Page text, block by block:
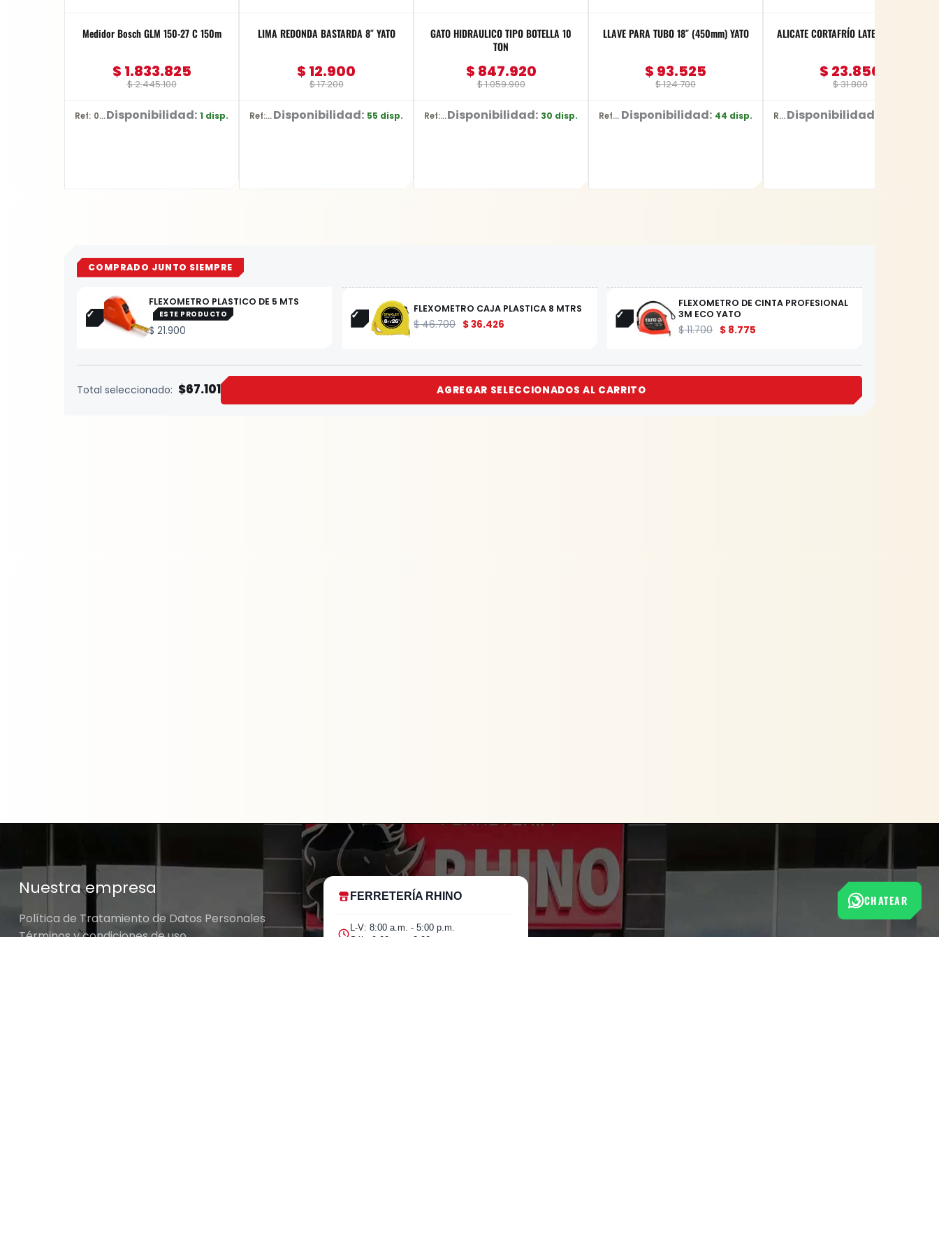
Medidor Bosch GLM 150-27 C 150m
$2.445.100
$ 1.833.825
Ref: 0601.072.Z00-000Disponibilidad: 1 disp.
LIMA REDONDA BASTARDA 8″ YATO
$17.200
$ 12.900
Ref: YT-62269Disponibilidad: 55 disp.
GATO HIDRAULICO TIPO BOTELLA 10
TON
$1.059.900
$ 847.920
Ref: BR10Disponibilidad: 30 disp.
LLAVE PARA TUBO 18″ (450mm) YATO
$124.700
$ 93.525
Ref: YT-2491 Disponibilidad: 44 disp.
ALICATE CORTAFRÍO LATERAL 6″ YATO
$31.800
$ 23.850
Ref: YT-2036Disponibilidad:
COMPRADO JUNTO SIEMPRE
FLEXOMETRO PLASTICO DE 5 MTS
ESTE PRODUCTO
$ 21.900
FLEXOMETRO CAJA PLASTICA 8 MTRS
$46.700 $36.426
FLEXOMETRO DE CINTA PROFESIONAL
3M ECO YATO
$11.700 $ 8.775
Total seleccionado: $67.101 AGREGAR SELECCIONADOS AL CARRITO
Nuestra empresa
Política de Tratamiento de Datos Personales
Términos y condiciones de uso
FERRETERÍA RHINO
L-V: 8:00 a.m. - 5:00 p.m.
Sáb: 9:00 am - 2:00 pm
CHATEAR